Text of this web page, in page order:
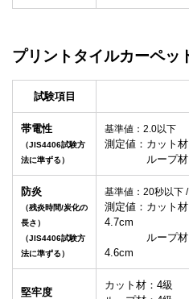
プリントタイルカーペッ
試験項目
帯電性
（JIS4406試験方
法に準ずる）
基準値：2.0以下
測定値：カット
ループ材
防炎
（残炎時間/炭化の
長さ）
（JIS4406試験方
法に準ずる）
基準値：20秒以下
測定値：カット
4.7cm
ループ材：
4.6cm
堅牢度
カット材：4級